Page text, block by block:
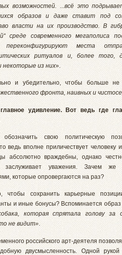
возможностей. ...всё это
образов и даже ставит под
власти на их производство. В
среде современного мегаполиса
места
ритуалов и, более того,
некоторые из них».
и убедительно, чтобы больше
фронта, наивных и
удивление. Вот ведь где
свою политическую
ведь вполне приличествует человеку
абсолютно враждебны, однако
заслуживает уважения. Зачем же
которые опровергаются на раз?
чтобы сохранить карьерные
и иные бонусы? Вспоминается образ
которая спрятала голову за
не видит».
российского арт-деятеля
двусмысленность. Одной рукой